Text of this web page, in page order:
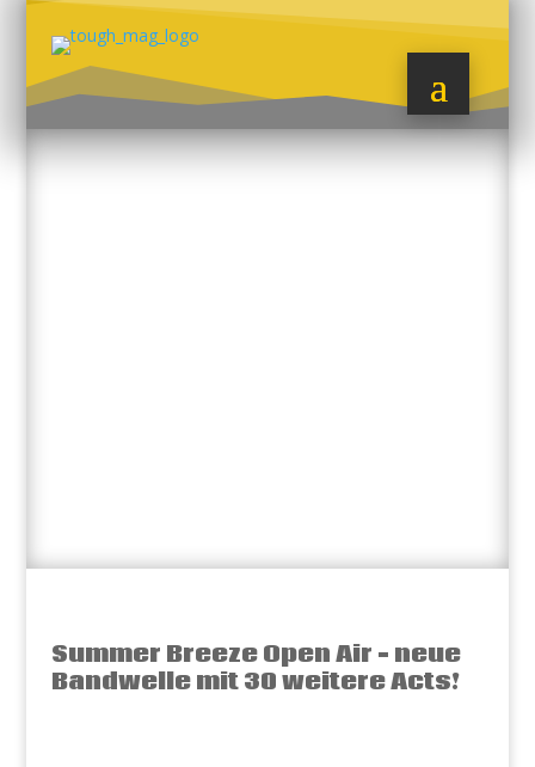
Summer Breeze Open Air – neue
Bandwelle mit 30 weitere Acts!